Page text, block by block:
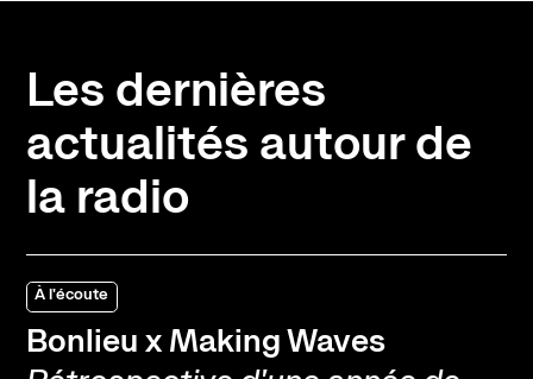
Les dernières
actualités autour de
la radio
À l'écoute
Bonlieu x Making Waves